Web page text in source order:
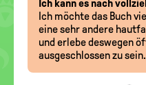
Ich kann es nach
Ich möchte das Buch
eine sehr andere
und erlebe deswegen
ausgeschlossen zu sein.